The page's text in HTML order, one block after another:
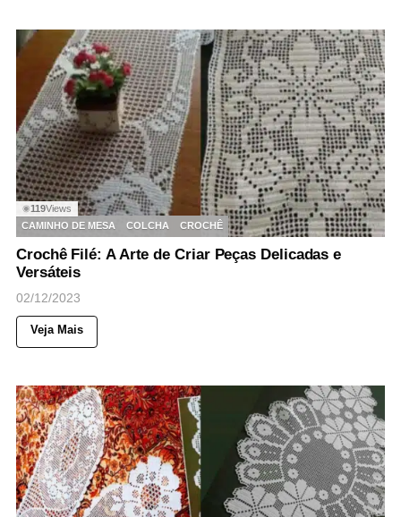
◉119Views
CAMINHO DE MESA
COLCHA CROCHÊ
Crochê Filé: A Arte de Criar Peças Delicadas e
Versáteis
02/12/2023
Veja Mais